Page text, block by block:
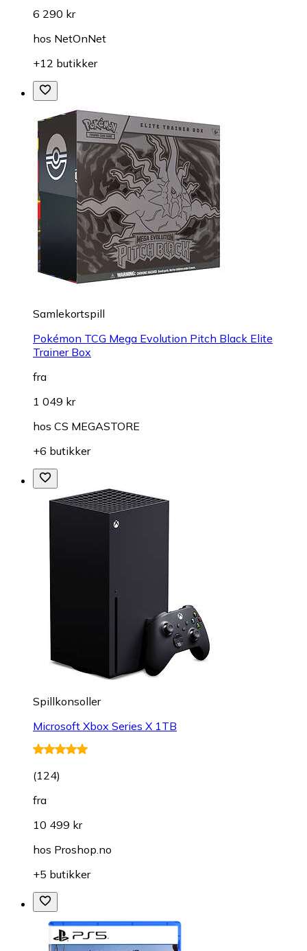
6 290 kr
hos NetOnNet
+12 butikker
Samlekortspill
Pokémon TCG Mega Evolution Pitch Black Elite
Trainer Box
fra
1 049 kr
hos CS MEGASTORE
+6 butikker
Spillkonsoller
Microsoft Xbox Series X 1TB
(124)
fra
10 499 kr
hos Proshop.no
+5 butikker